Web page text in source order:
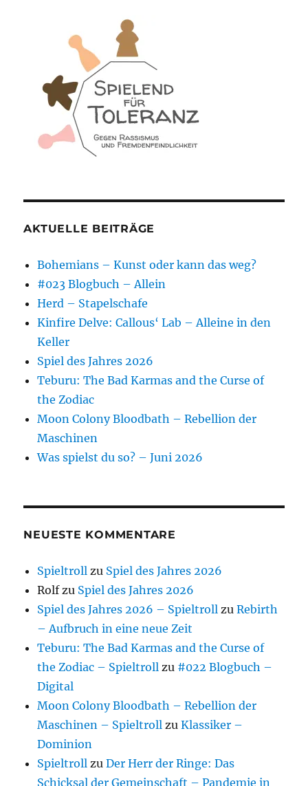
AKTUELLE BEITRÄGE
Bohemians – Kunst oder kann das weg?
#023 Blogbuch – Allein
Herd – Stapelschafe
Kinfire Delve: Callous‘ Lab – Alleine in den
Keller
Spiel des Jahres 2026
Teburu: The Bad Karmas and the Curse of
the Zodiac
Moon Colony Bloodbath – Rebellion der
Maschinen
Was spielst du so? – Juni 2026
NEUESTE KOMMENTARE
Spieltroll zu Spiel des Jahres 2026
Rolfzu Spiel des Jahres 2026
Spiel des Jahres 2026 – Spieltroll zuRebirth
– Aufbruch in eine neue Zeit
Teburu: The Bad Karmas and the Curse of
the Zodiac – Spieltroll zu #022 Blogbuch –
Digital
Moon Colony Bloodbath – Rebellion der
Maschinen – Spieltroll zuKlassiker –
Dominion
Spieltroll zuDer Herr der Ringe: Das
Schicksal der Gemeinschaft – Pandemie in